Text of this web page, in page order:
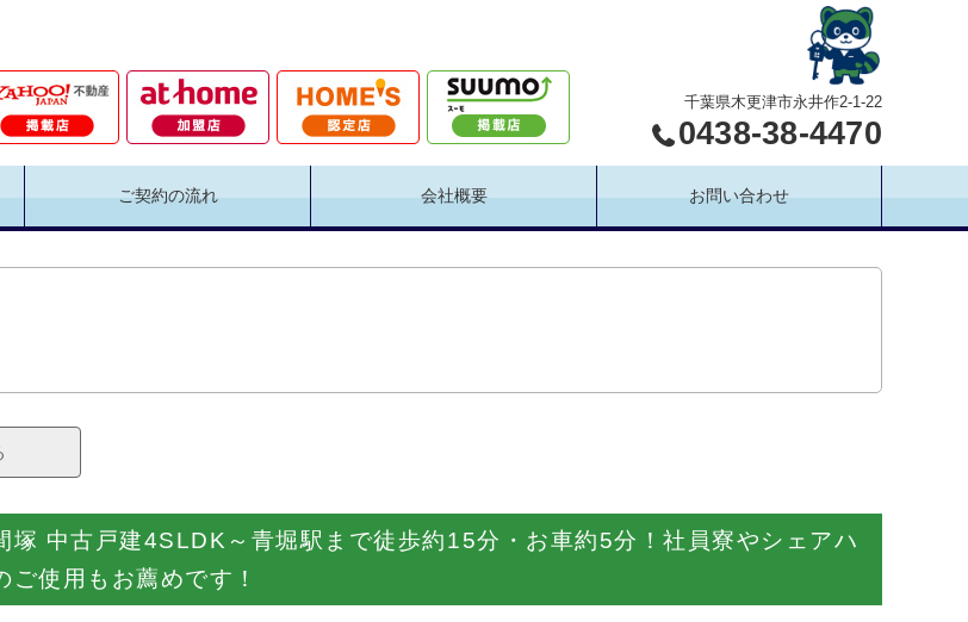
千葉県木更津市永井作2-1-22
0438-38-4470
ご契約の流れ 会社概要 お問い合わせ
塚 中古戸建4SLDK～青堀駅まで徒歩約15分・お車約5分！社員寮やシェアハ
ご使用もお薦めです！